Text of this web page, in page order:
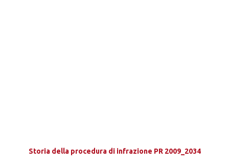
Storia della procedura di infrazione PR 2009_2034